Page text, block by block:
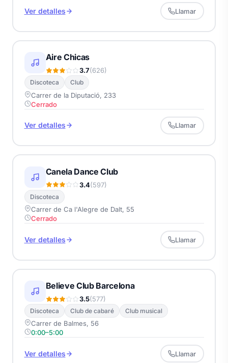
Ver detalles Llamar
Aire Chicas
3.7(626)
Discoteca Club
Carrer de la Diputació, 233
Cerrado
Ver detalles Llamar
Canela Dance Club
3.4(597)
Discoteca
Carrer de Ca l'Alegre de Dalt, 55
Cerrado
Ver detalles Llamar
Believe Club Barcelona
3.5(577)
Discoteca Club de cabaré Club musical
Carrer de Balmes, 56
0:00–5:00
Ver detalles Llamar